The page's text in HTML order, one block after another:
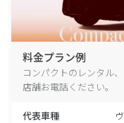
料金プラン例
コンパクトのレンタル
店舗お電話ください。
代表車種